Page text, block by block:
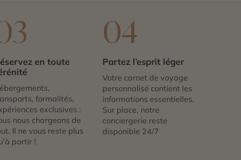
en toute
formalités,
exclusives :
nous chargeons de
Il ne vous reste plus
partir !
04
Partez l’esprit léger
Votre carnet de voyage
personnalisé contient les
informations essentielles.
Sur place, notre
conciergerie reste
disponible 24/7